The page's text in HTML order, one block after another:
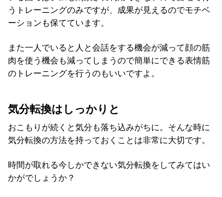
うトレーニングのみですが、成果が見えるのでモチベ
ーションも保てています。
また一人でいると人と会話をする機会が減って顔の筋
肉を使う機会も減ってしまうので簡単にできる表情筋
のトレーニングを行うのもいいですよ。
気分転換はしっかりと
おこもりが続くと気分も落ち込みがちに。そんな時に
気分転換の方法を持っておくことは非常に大切です。
時間が取れる今しかできない気分転換をしてみてはい
かがでしょうか？